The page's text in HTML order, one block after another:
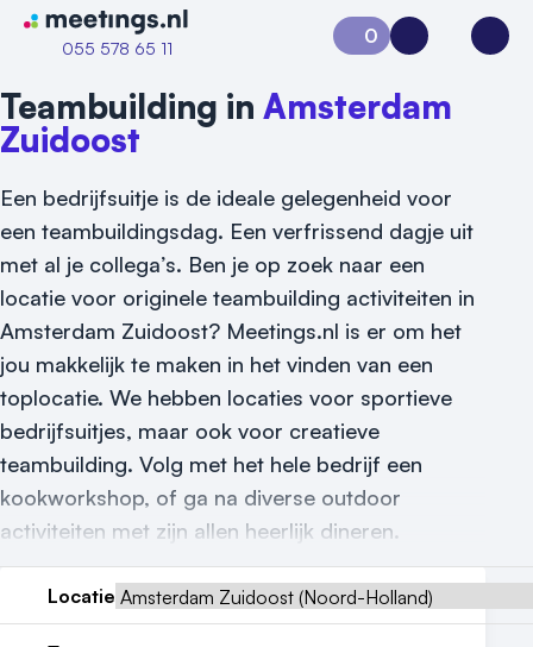
Naar home van Meetings
055 578 65 11
Vraag locatie aan
Locatiegids
Meld locatie aan
Nieuws
Contact
0
Aanvraag 0Inloggen
Teambuilding in Amsterdam
Zuidoost
Een bedrijfsuitje is de ideale gelegenheid voor
een teambuildingsdag. Een verfrissend dagje uit
met al je collega’s. Ben je op zoek naar een
locatie voor originele teambuilding activiteiten in
Amsterdam Zuidoost? Meetings.nl is er om het
jou makkelijk te maken in het vinden van een
toplocatie. We hebben locaties voor sportieve
bedrijfsuitjes, maar ook voor creatieve
teambuilding. Volg met het hele bedrijf een
kookworkshop, of ga na diverse outdoor
activiteiten met zijn allen heerlijk dineren.
Locatie